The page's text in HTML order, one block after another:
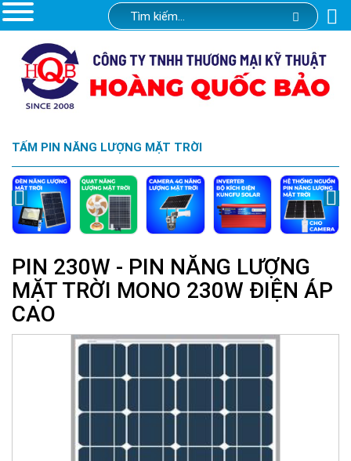
TẤM PIN NĂNG LƯỢNG MẶT TRỜI
PIN 230W - PIN NĂNG LƯỢNG
MẶT TRỜI MONO 230W ĐIỆN ÁP
CAO